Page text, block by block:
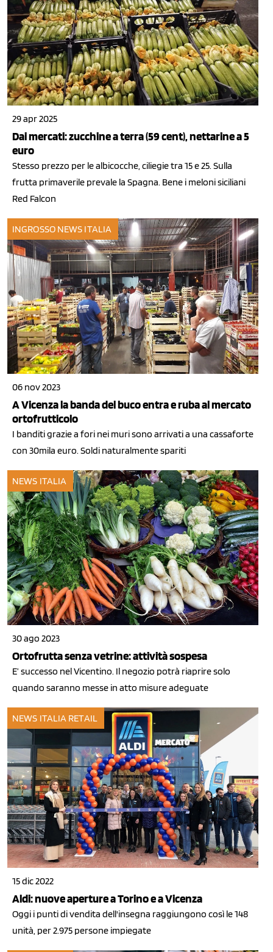
29 apr 2025
Dai mercati: zucchine a terra (59 cent), nettarine a 5
euro
Stesso prezzo per le albicocche, ciliegie tra 15 e 25. Sulla
frutta primaverile prevale la Spagna. Bene i meloni siciliani
Red Falcon
INGROSSO NEWS ITALIA
06 nov 2023
A Vicenza la banda del buco entra e ruba al mercato
ortofrutticolo
I banditi grazie a fori nei muri sono arrivati a una cassaforte
con 30mila euro. Soldi naturalmente spariti
NEWS ITALIA
30 ago 2023
Ortofrutta senza vetrine: attività sospesa
E’ successo nel Vicentino. Il negozio potrà riaprire solo
quando saranno messe in atto misure adeguate
NEWS ITALIA RETAIL
15 dic 2022
Aldi: nuove aperture a Torino e a Vicenza
Oggi i punti di vendita dell'insegna raggiungono così le 148
unità, per 2.975 persone impiegate